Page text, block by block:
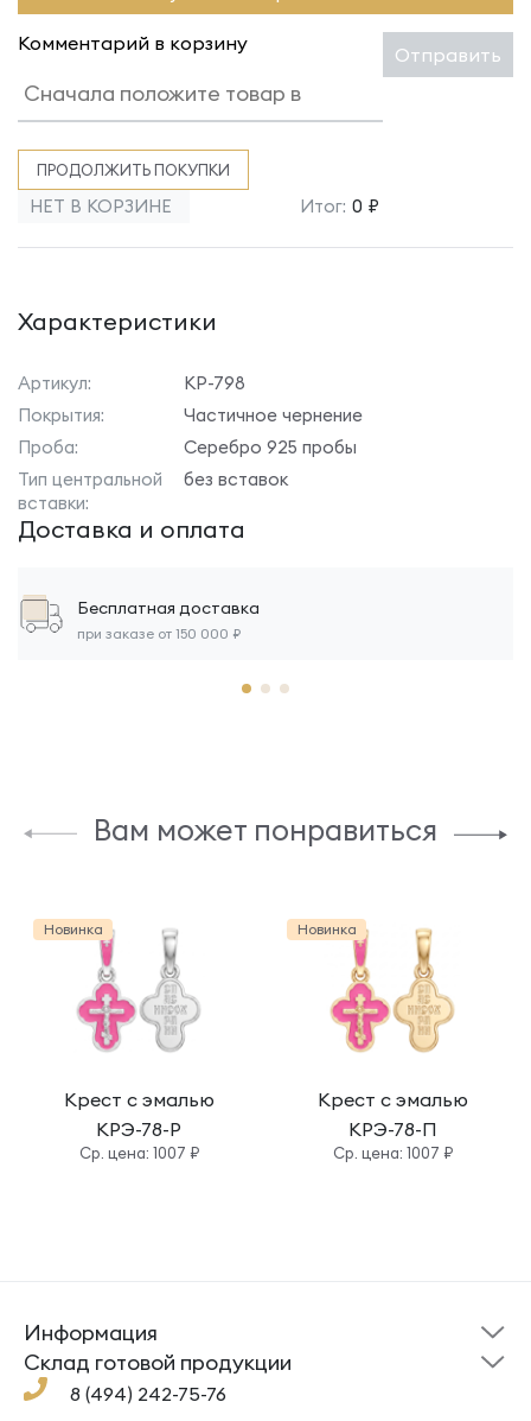
Комментарий в корзину Отправить
ПРОДОЛЖИТЬ ПОКУПКИ
НЕТ В КОРЗИНЕ Итог: 0 ₽
Характеристики
Артикул:
КР-798
Покрытия:
Частичное чернение
Проба:
Серебро 925 пробы
Тип центральной
вставки:
без вставок
Доставка и оплата
Бесплатная доставка
при заказе от 150 000 ₽
Вам может понравиться
Новинка
Крест с эмалью
КРЭ-78-Р
Cр. цена: 1007 ₽
Новинка
Крест с эмалью
КРЭ-78-П
Cр. цена: 1007 ₽
8 (494) 242-75-76
Информация
Склад готовой
продукции
Под заказ
Помощь
Cклад готовой продукции
Кресты
Кольца
Ложки